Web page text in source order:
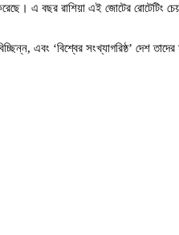
এ বছর রাশিয়া এই জোটের রোটেটিং
এবং ‘বিশ্বের সংখ্যাগরিষ্ঠ’ দেশ